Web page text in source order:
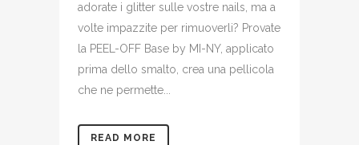
adorate i glitter sulle vostre nails, ma a
volte impazzite per rimuoverli? Provate
la PEEL-OFF Base by MI-NY, applicato
prima dello smalto, crea una pellicola
che ne permette...
READ MORE